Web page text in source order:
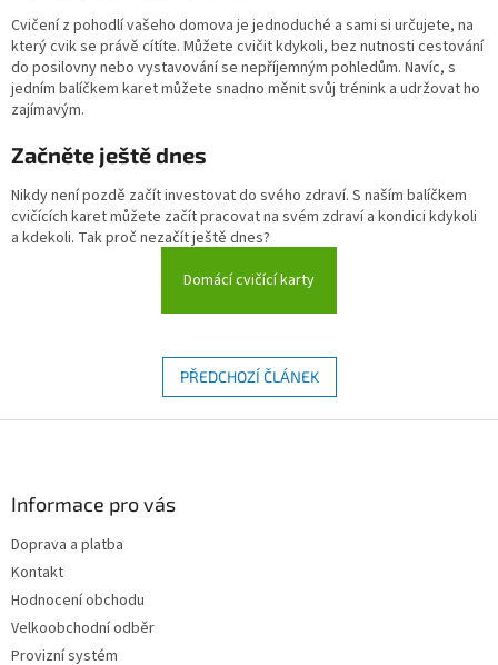
Cvičení z pohodlí vašeho domova je jednoduché a sami si určujete, na
který cvik se právě cítíte. Můžete cvičit kdykoli, bez nutnosti cestování
do posilovny nebo vystavování se nepříjemným pohledům. Navíc, s
jedním balíčkem karet můžete snadno měnit svůj trénink a udržovat ho
zajímavým.
Začněte ještě dnes
Nikdy není pozdě začít investovat do svého zdraví. S naším balíčkem
cvičících karet můžete začít pracovat na svém zdraví a kondici kdykoli
a kdekoli. Tak proč nezačít ještě dnes?
Domácí cvičící karty
PŘEDCHOZÍ ČLÁNEK
Informace pro vás
Doprava a platba
Kontakt
Hodnocení obchodu
Velkoobchodní odběr
Provizní systém